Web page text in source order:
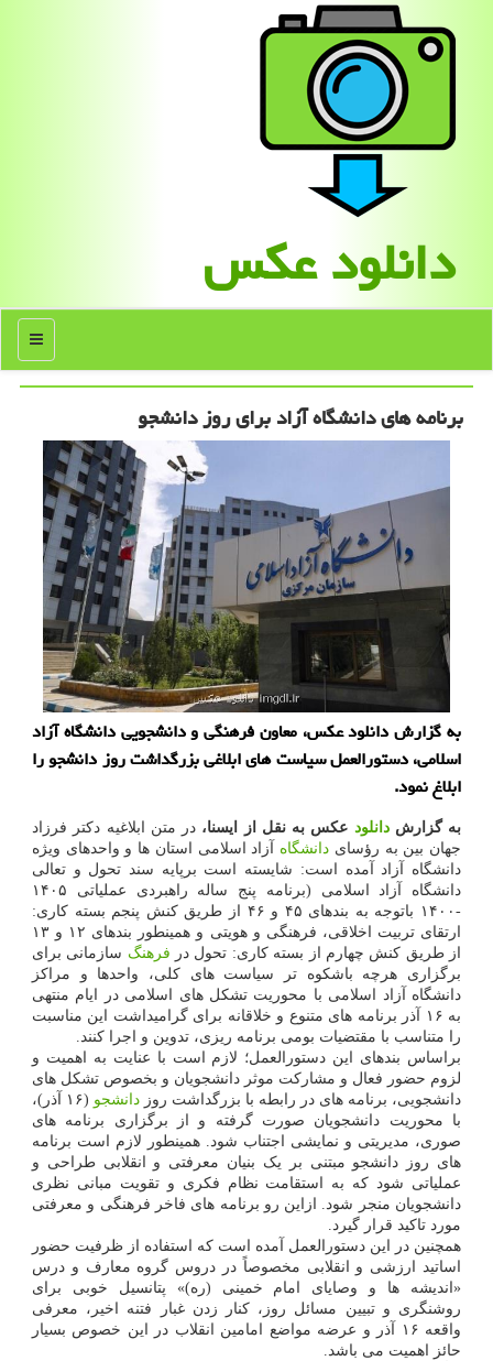
دانلود عكس
منو
برنامه های دانشگاه آزاد برای روز دانشجو
به گزارش دانلود عکس، معاون فرهنگی و دانشجویی دانشگاه آزاد
اسلامی، دستورالعمل سیاست های ابلاغی بزرگداشت روز دانشجو را
ابلاغ نمود.
به گزارشدانلود عکس به نقل از ایسنا، در متن ابلاغیه دکتر فرزاد
جهان بین به رؤسای دانشگاه آزاد اسلامی استان ها و واحدهای ویژه
دانشگاه آزاد آمده است: شایسته است برپایه سند تحول و تعالی
دانشگاه آزاد اسلامی (برنامه پنج ساله راهبردی عملیاتی ۱۴۰۵
-۱۴۰۰ باتوجه به بندهای ۴۵ و ۴۶ از طریق کنش پنجم بسته کاری:
ارتقای تربیت اخلاقی، فرهنگی و هویتی و همینطور بندهای ۱۲ و ۱۳
از طریق کنش چهارم از بسته کاری: تحول در فرهنگ سازمانی برای
برگزاری هرچه باشکوه تر سیاست های کلی، واحدها و مراکز
دانشگاه آزاد اسلامی با محوریت تشکل های اسلامی در ایام منتهی
به ۱۶ آذر برنامه های متنوع و خلاقانه برای گرامیداشت این مناسبت
را متناسب با مقتضیات بومی برنامه ریزی، تدوین و اجرا کنند.
براساس بندهای این دستورالعمل؛ لازم است با عنایت به اهمیت و
لزوم حضور فعال و مشارکت موثر دانشجویان و بخصوص تشکل های
دانشجویی، برنامه های در رابطه با بزرگداشت روز دانشجو
(۱۶ آذر)،
با محوریت دانشجویان صورت گرفته و از برگزاری برنامه های
صوری، مدیریتی و نمایشی اجتناب شود. همینطور لازم است برنامه
های روز دانشجو مبتنی بر یک بنیان معرفتی و انقلابی طراحی و
عملیاتی شود که به استقامت نظام فکری و تقویت مبانی نظری
دانشجویان منجر شود. ازاین رو برنامه های فاخر فرهنگی و معرفتی
مورد تاکید قرار گیرد.
همچنین در این دستورالعمل آمده است که استفاده از ظرفیت حضور
اساتید ارزشی و انقلابی مخصوصاً در دروس گروه معارف و درس
«اندیشه ها و وصایای امام خمینی (ره)» پتانسیل خوبی برای
روشنگری و تبیین مسائل روز، کنار زدن غبار فتنه اخیر، معرفی
واقعه ۱۶ آذر و عرضه مواضع امامین انقلاب در این خصوص بسیار
حائز اهمیت می باشد.